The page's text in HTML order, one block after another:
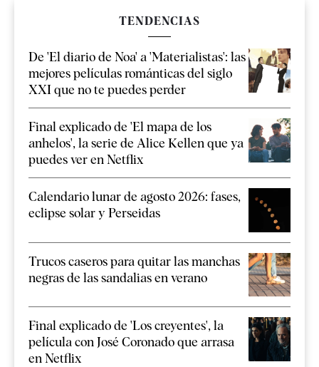
TENDENCIAS
De 'El diario de Noa' a 'Materialistas': las
mejores películas románticas del siglo
XXI que no te puedes perder
Final explicado de 'El mapa de los
anhelos', la serie de Alice Kellen que ya
puedes ver en Netflix
Calendario lunar de agosto 2026: fases,
eclipse solar y Perseidas
Trucos caseros para quitar las manchas
negras de las sandalias en verano
Final explicado de 'Los creyentes', la
película con José Coronado que arrasa
en Netflix